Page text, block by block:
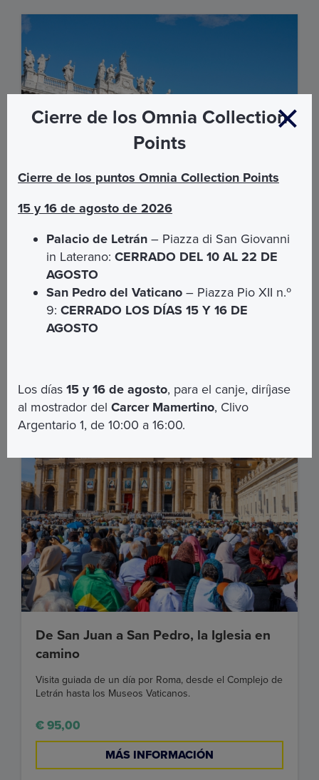
Lugares de fe, tiempo de la Iglesia
Visita guiada del Palacio de Letrán y la Basílica de San
Juan con su Claustro.
€ 25,00
De San Juan a San Pedro, la Iglesia en
camino
Visita guiada de un día por Roma, desde el Complejo de
Letrán hasta los Museos Vaticanos.
€ 95,00
MÁS INFORMACIÓN
Cierre de los Omnia Collection
Points
Cierre de los puntos Omnia Collection Points
15 y 16 de agosto de 2026
Palacio de Letrán – Piazza di San Giovanni
in Laterano:CERRADO DEL 10 AL 22 DE
AGOSTO
San Pedro del Vaticano – Piazza Pio XII n.º
9:CERRADO LOS DÍAS 15 Y 16 DE
AGOSTO
Los días15 y 16 de agosto, para el canje, diríjase
al mostrador delCarcer Mamertino, Clivo
Argentario 1, de 10:00 a 16:00.